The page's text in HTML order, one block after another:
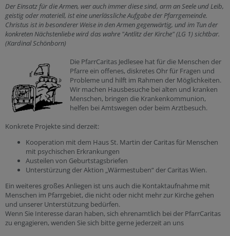
Der Einsatz für die Armen, wer auch immer diese sind, arm an Seele und Leib,
geistig oder materiell, ist eine unerlässliche Aufgabe der Pfarrgemeinde.
Christus ist in besonderer Weise in den Armen gegenwärtig, und im Tun der
konkreten Nächstenliebe wird das wahre "Antlitz der Kirche" (LG 1) sichtbar.
(Kardinal Schönborn)
Die PfarrCaritas Jedlesee hat für die Menschen der
Pfarre ein offenes, diskretes Ohr für Fragen und
Probleme und hilft im Rahmen der Möglichkeiten.
Wir machen Hausbesuche bei alten und kranken
Menschen, bringen die Krankenkommunion,
helfen bei Amtswegen oder beim Arztbesuch.
Konkrete Projekte sind derzeit:
Kooperation mit dem Haus St. Martin der Caritas für Menschen
mit psychischen Erkrankungen
Austeilen von Geburtstagsbriefen
Unterstürzung der Aktion „Wärmestuben“ der Caritas Wien.
Ein weiteres großes Anliegen ist uns auch die Kontaktaufnahme mit
Menschen im Pfarrgebiet, die nicht oder nicht mehr zur Kirche gehen
und unserer Unterstützung bedürfen.
Wenn Sie Interesse daran haben, sich ehrenamtlich bei der PfarrCaritas
zu engagieren, wenden Sie sich bitte gerne jederzeit an uns